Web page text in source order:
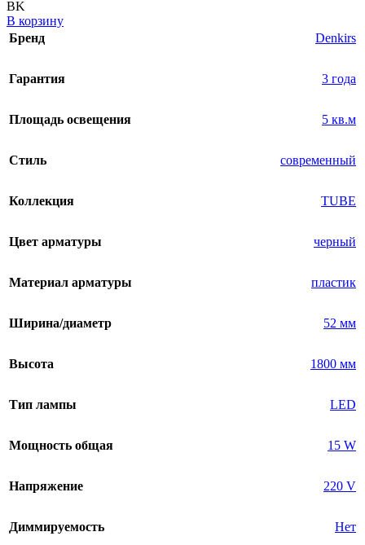
BK
В корзину
Бренд
Denkirs
Гарантия 3 года
Площадь освещения 5 кв.м
Стиль современный
Коллекция TUBE
Цвет арматуры черный
Материал арматуры пластик
Ширина/диаметр 52 мм
Высота 1800 мм
Тип лампы LED
Мощность общая 15 W
Напряжение 220 V
Диммируемость Нет